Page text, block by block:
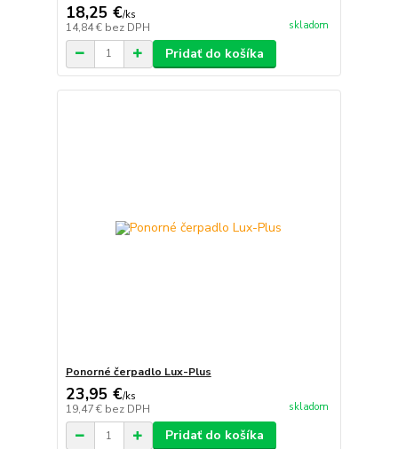
18,25 €/ks
14,84 € bez DPH skladom
Pridať do košíka
Ponorné čerpadlo Lux-Plus
23,95 €/ks
19,47 € bez DPH skladom
Pridať do košíka